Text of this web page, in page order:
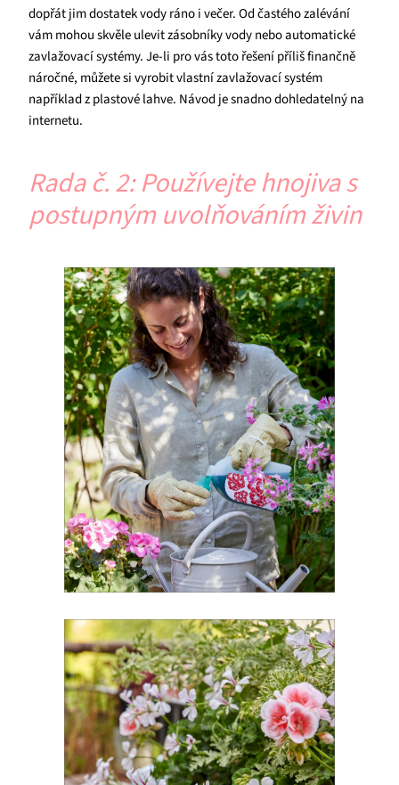
dopřát jim dostatek vody ráno i večer. Od častého zalévání
vám mohou skvěle ulevit zásobníky vody nebo automatické
zavlažovací systémy. Je-li pro vás toto řešení příliš finančně
náročné, můžete si vyrobit vlastní zavlažovací systém
například z plastové lahve. Návod je snadno dohledatelný na
internetu.
Rada č. 2: Používejte hnojiva s
postupným uvolňováním živin